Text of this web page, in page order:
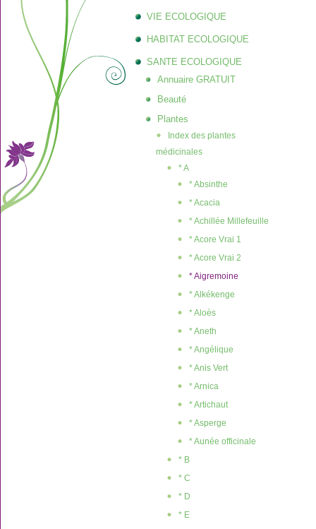
VIE ECOLOGIQUE
HABITAT ECOLOGIQUE
SANTE ECOLOGIQUE
Annuaire GRATUIT
Beauté
Plantes
Index des plantes
médicinales
* A
* Absinthe
* Acacia
* Achillée Millefeuille
* Acore Vrai 1
* Acore Vrai 2
* Aigremoine
* Alkékenge
* Aloès
* Aneth
* Angélique
* Anis Vert
* Arnica
* Artichaut
* Asperge
* Aunée officinale
* B
* C
* D
* E